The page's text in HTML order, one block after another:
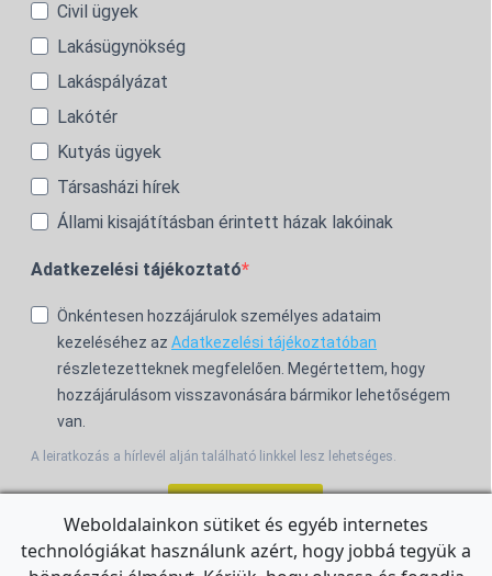
Civil ügyek
Lakásügynökség
Lakáspályázat
Lakótér
Kutyás ügyek
Társasházi hírek
Állami kisajátításban érintett házak lakóinak
Adatkezelési tájékoztató
Önkéntesen hozzájárulok személyes adataim
kezeléséhez az Adatkezelési tájékoztatóban
részletezetteknek megfelelően. Megértettem, hogy
hozzájárulásom visszavonására bármikor lehetőségem
van.
A leiratkozás a hírlevél alján található linkkel lesz lehetséges.
For the English Newsletter, clickHERE.
Weboldalainkon sütiket és egyéb internetes
technológiákat használunk azért, hogy jobbá tegyük a